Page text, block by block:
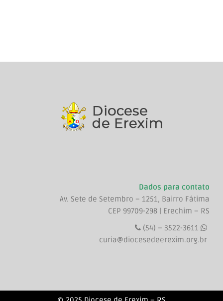
Dados para contato
Av. Sete de Setembro – 1251, Bairro Fátima
CEP 99709-298 | Erechim – RS
(54) – 3522-3611
curia@diocesedeerexim.org.br